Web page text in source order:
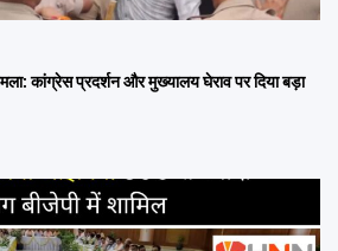
कांग्रेस प्रदर्शन और मुख्यालय घेराव पर दिया बड़ा